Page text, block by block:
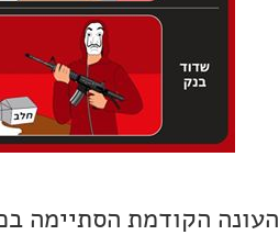
העונה הקודמת הסתיימה